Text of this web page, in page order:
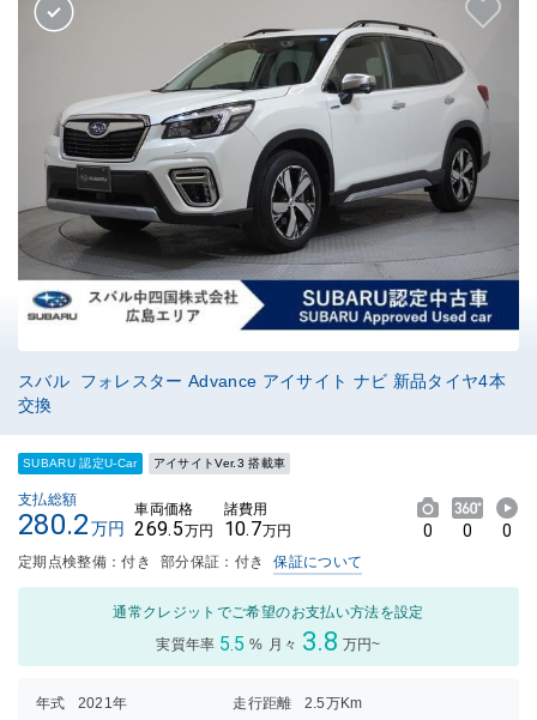
スバル フォレスター Advance アイサイト ナビ 新品タイヤ4本
交換
SUBARU 認定U-Car アイサイトVer.3 搭載車
支払総額
280.2万円
車両価格
269.5万円
諸費用
10.7万円 0 0 0
定期点検整備：付き 部分保証：付き 保証について
通常クレジットでご希望のお支払い方法を設定
実質年率 5.5 % 月々 3.8 万円~
年式 2021年 走行距離
2.5万Km